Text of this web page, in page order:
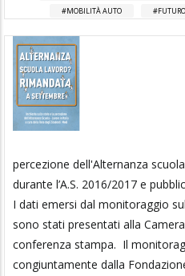
MOBILITÀ AUTO
FUTURO
percezione dell'Alternanza
durante l’A.S. 2016/2017 e
I dati emersi dal monitoraggio
sono stati presentati alla
conferenza stampa. Il
congiuntamente dalla